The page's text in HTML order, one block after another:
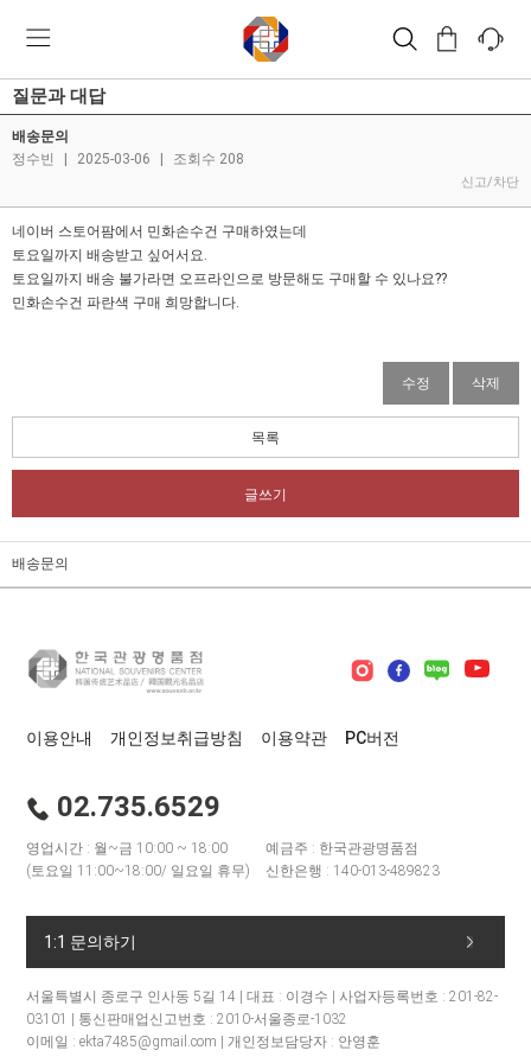
질문과 대답
배송문의
정수빈
2025-03-06 조회수 208
신고/차단
네이버 스토어팜에서 민화손수건 구매하였는데
토요일까지 배송받고 싶어서요.
토요일까지 배송 불가라면 오프라인으로 방문해도 구매할 수 있나요??
민화손수건 파란색 구매 희망합니다.
수정 삭제
목록
글쓰기
배송문의
이용안내 개인정보취급방침 이용약관 PC버전
02.735.6529
영업시간 : 월~금 10:00 ~ 18:00
(토요일 11:00~18:00/ 일요일 휴무)
예금주 : 한국관광명품점
신한은행 : 140-013-489823
1:1 문의하기
서울특별시 종로구 인사동 5길 14 | 대표 : 이경수 | 사업자등록번호 : 201-82-
03101 | 통신판매업신고번호 : 2010-서울종로-1032
이메일 : ekta7485@gmail.com | 개인정보담당자 : 안영훈